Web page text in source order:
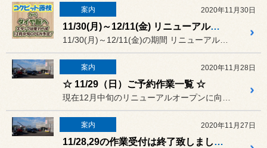
案内 2020年11月30日
11/30(月)～12/11(金) リニューアル工事の為 休業致します。
案内 2020年11月28日
☆ 11/29（日）ご予約作業一覧 ☆
案内 2020年11月27日
11/28,29の作業受付は終了致しました。